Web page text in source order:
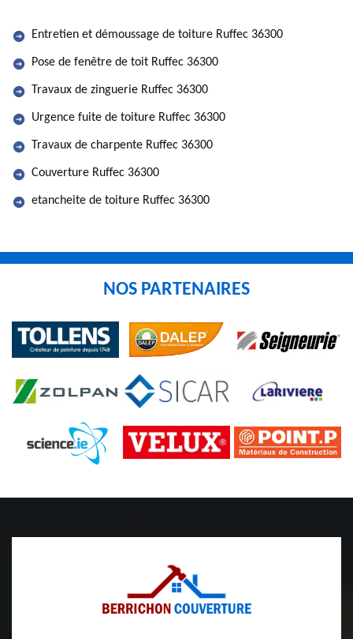
Entretien et démoussage de toiture Ruffec 36300
Pose de fenêtre de toit Ruffec 36300
Travaux de zinguerie Ruffec 36300
Urgence fuite de toiture Ruffec 36300
Travaux de charpente Ruffec 36300
Couverture Ruffec 36300
etancheite de toiture Ruffec 36300
NOS PARTENAIRES